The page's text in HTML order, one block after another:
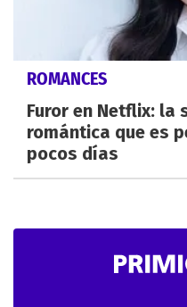
ROMANCES
Furor en Netflix: la
romántica que es
pocos días